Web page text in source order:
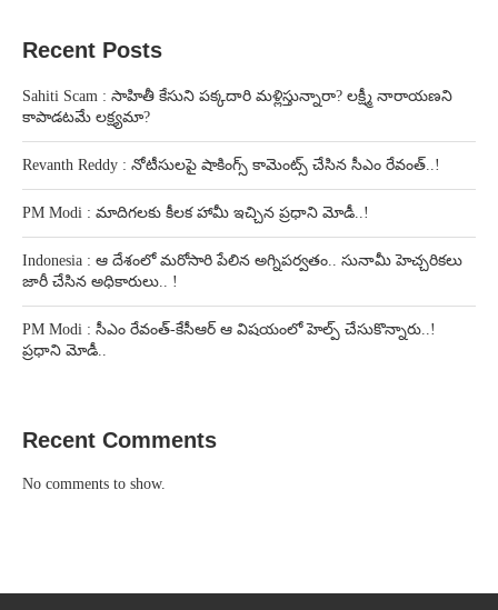
Recent Posts
Sahiti Scam : సాహితీ కేసుని పక్కదారి మళ్లిస్తున్నారా? లక్ష్మీ నారాయణని
కాపాడటమే లక్ష్యమా?
Revanth Reddy : నోటీసులపై షాకింగ్స్ కామెంట్స్ చేసిన సీఎం రేవంత్..!
PM Modi : మాదిగలకు కీలక హామీ ఇచ్చిన ప్రధాని మోడీ..!
Indonesia : ఆ దేశంలో మరోసారి పేలిన అగ్నిపర్వతం.. సునామీ హెచ్చరికలు
జారీ చేసిన అధికారులు.. !
PM Modi : సీఎం రేవంత్-కేసీఆర్ ఆ విషయంలో హెల్ప్ చేసుకొన్నారు..!
ప్రధాని మోడీ..
Recent Comments
No comments to show.